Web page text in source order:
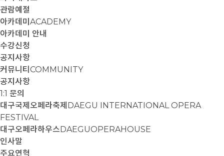
관람예절
아카데미 ACADEMY
아카데미 안내
수강신청
공지사항
커뮤니티 COMMUNITY
공지사항
1:1 문의
대구국제오페라축제 DAEGU INTERNATIONAL OPERA
FESTIVAL
대구오페라하우스DAEGUOPERAHOUSE
인사말
주요연혁